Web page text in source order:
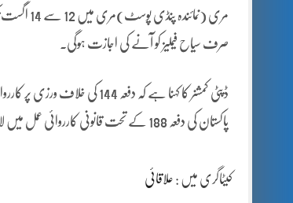
صرف سیاح فیملیز کو آنے کی اجازت ہوگی۔
پاکستان کی دفعہ 188 کے تحت قانونی کارروائی عمل میں لائی جائے گی۔
کیٹاگری میں : علاقائی